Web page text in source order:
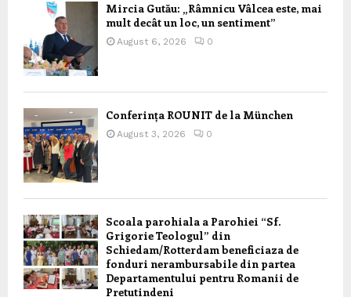
Mircia Gutău: „Râmnicu Vâlcea este, mai
mult decât un loc, un sentiment”
August 6, 2026 0
Conferința ROUNIT de la München
August 3, 2026 0
Scoala parohiala a Parohiei “Sf.
Grigorie Teologul” din
Schiedam/Rotterdam beneficiaza de
fonduri nerambursabile din partea
Departamentului pentru Romanii de
Pretutindeni